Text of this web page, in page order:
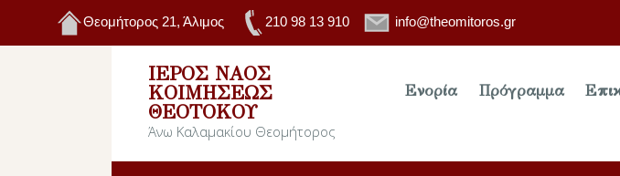
Θεομήτορος 21, Άλιμος 210 98 13 910 info@theomitoros.gr
ΙΕΡΌΣ ΝΑΌΣ
ΚΟΙΜΉΣΕΩΣ
ΘΕΟΤΌΚΟΥ
Άνω Καλαμακίου Θεομήτορος
Ενορία Πρόγραμμα